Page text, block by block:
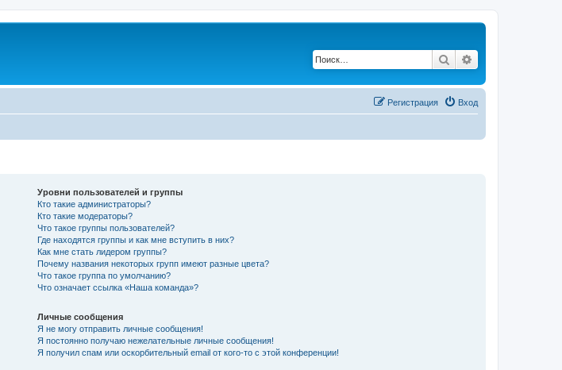
Поиск
Вход
Регистрация
Уровни пользователей и группы
Кто такие администраторы?
Кто такие модераторы?
Что такое группы пользователей?
Где находятся группы и как мне вступить в них?
Как мне стать лидером группы?
Почему названия некоторых групп имеют разные цвета?
Что такое группа по умолчанию?
Что означает ссылка «Наша команда»?
Личные сообщения
Я не могу отправить личные сообщения!
Я постоянно получаю нежелательные личные сообщения!
Я получил спам или оскорбительный email от кого-то с этой конференции!